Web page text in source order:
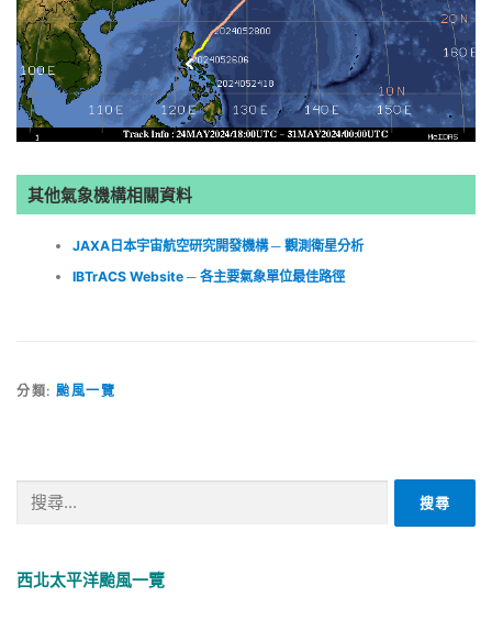
其他氣象機構相關資料
JAXA日本宇宙航空研究開發機構 ─ 觀測衛星分析
IBTrACS Website ─ 各主要氣象單位最佳路徑
分類: 颱風一覽
字:
西北太平洋颱風一覽